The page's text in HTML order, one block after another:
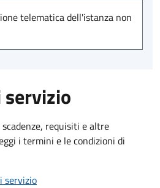
telematica dell'istanza non
requisiti e altre
i termini e le condizioni di
servizio